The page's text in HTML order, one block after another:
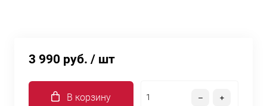
3 990 руб. / шт
В корзину